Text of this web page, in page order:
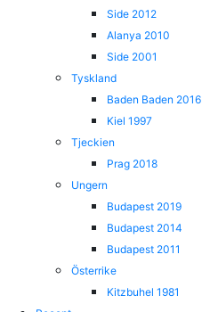
Side 2012
Alanya 2010
Side 2001
Tyskland
Baden Baden 2016
Kiel 1997
Tjeckien
Prag 2018
Ungern
Budapest 2019
Budapest 2014
Budapest 2011
Österrike
Kitzbuhel 1981